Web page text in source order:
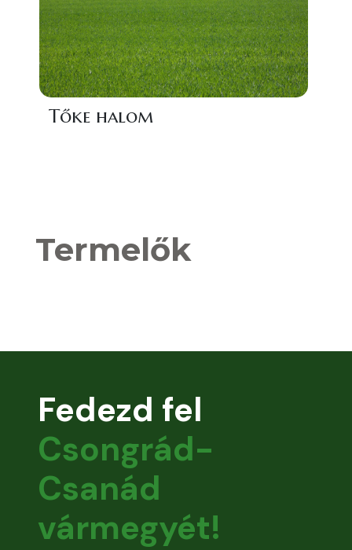
Tőke halom
Termelők
Fedezd fel
Csongrád-
Csanád
vármegyét!